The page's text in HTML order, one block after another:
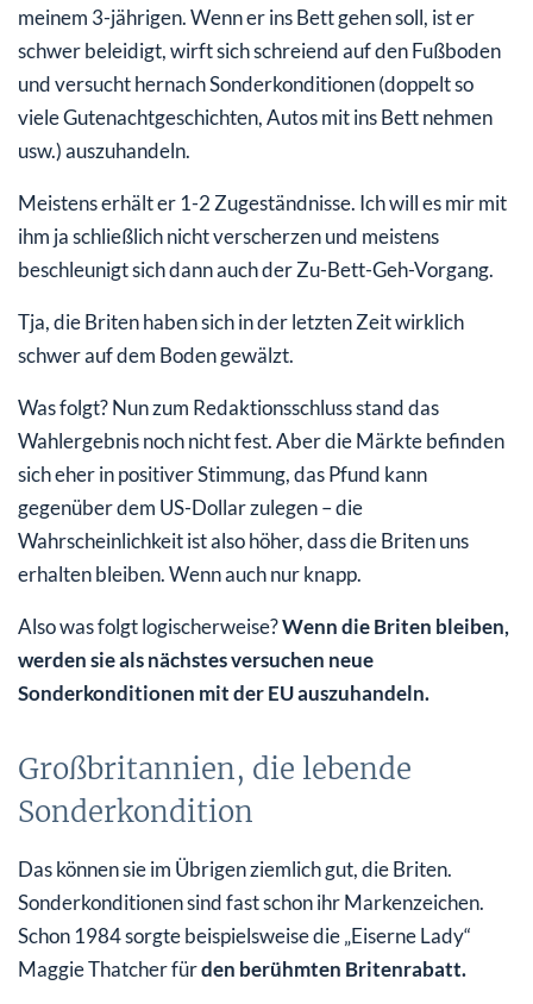
meinem 3-jährigen. Wenn er ins Bett gehen soll, ist er
schwer beleidigt, wirft sich schreiend auf den Fußboden
und versucht hernach Sonderkonditionen (doppelt so
viele Gutenachtgeschichten, Autos mit ins Bett nehmen
usw.) auszuhandeln.
Meistens erhält er 1-2 Zugeständnisse. Ich will es mir mit
ihm ja schließlich nicht verscherzen und meistens
beschleunigt sich dann auch der Zu-Bett-Geh-Vorgang.
Tja, die Briten haben sich in der letzten Zeit wirklich
schwer auf dem Boden gewälzt.
Was folgt? Nun zum Redaktionsschluss stand das
Wahlergebnis noch nicht fest. Aber die Märkte befinden
sich eher in positiver Stimmung, das Pfund kann
gegenüber dem US-Dollar zulegen – die
Wahrscheinlichkeit ist also höher, dass die Briten uns
erhalten bleiben. Wenn auch nur knapp.
Also was folgt logischerweise?Wenn die Briten bleiben,
werden sie als nächstes versuchen neue
Sonderkonditionen mit der EU auszuhandeln.
Großbritannien, die lebende
Sonderkondition
Das können sie im Übrigen ziemlich gut, die Briten.
Sonderkonditionen sind fast schon ihr Markenzeichen.
Schon 1984 sorgte beispielsweise die „Eiserne Lady“
Maggie Thatcher fürden berühmten Britenrabatt.